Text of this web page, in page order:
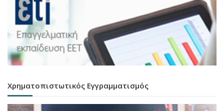
Χρηματοπιστωτικός Εγγραμματισμός